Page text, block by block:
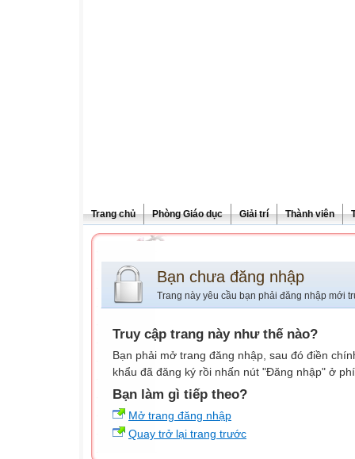
Trang chủ Phòng Giáo dục Giải trí Thành viên
Bạn chưa đăng nhập
Trang này yêu cầu bạn phải đăng nhập mới
Truy cập trang này như thế nào?
Bạn phải mở trang đăng nhập, sau đó điền
khẩu đã đăng ký rồi nhấn nút "Đăng nhập" ở
Bạn làm gì tiếp theo?
Mở trang đăng nhập
Quay trở lại trang trước